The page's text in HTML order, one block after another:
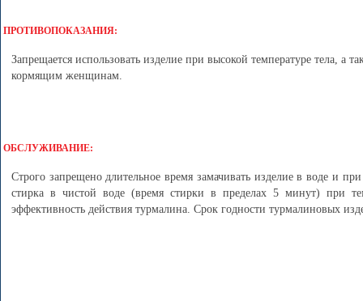
ПРОТИВОПОКАЗАНИЯ:
Запрещается использовать изделие при высокой температуре тела,
кормящим женщинам.
ОБСЛУЖИВАНИЕ:
Строго запрещено длительное время замачивать изделие в воде и
стирка в чистой воде (время стирки в пределах 5 минут) при
эффективность действия турмалина. Срок годности турмалиновых